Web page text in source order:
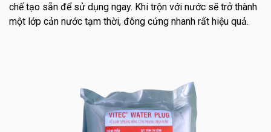
chế tạo sẵn để sử dụng ngay. Khi trộn với nước sẽ trở thành
một lớp cản nước tạm thời, đông cứng nhanh rất hiệu quả.